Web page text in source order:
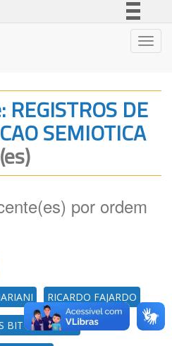
Legislação
Canais
DE
SEMIOTICA
por ordem
RICARDO FAJARDO
BITTENCOURT